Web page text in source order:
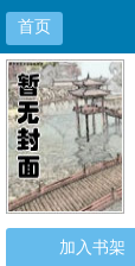
首页
加入书架